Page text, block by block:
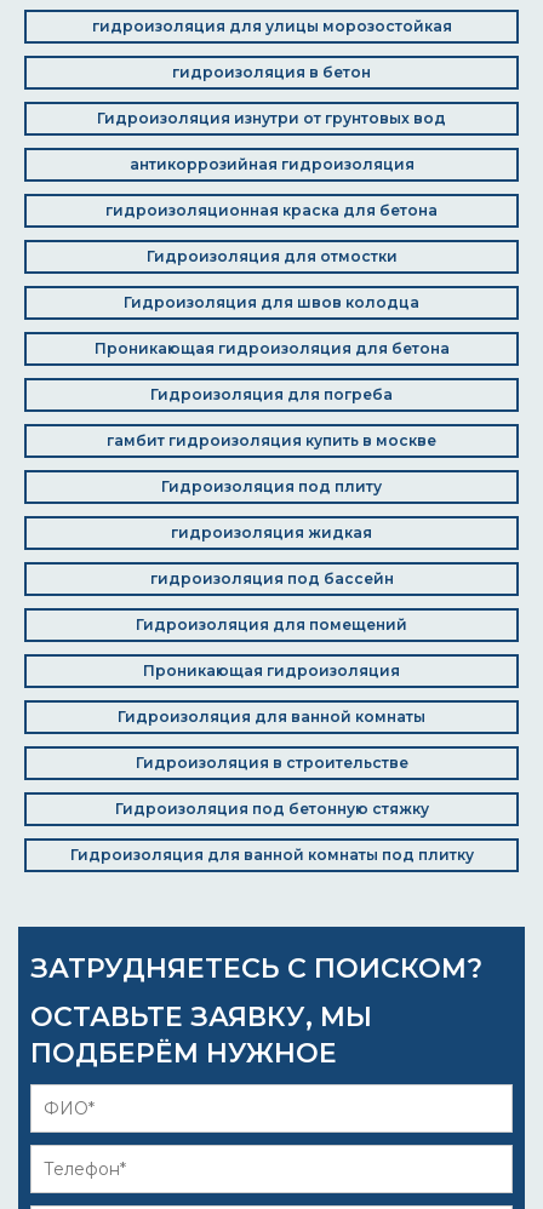
гидроизоляция для улицы морозостойкая
гидроизоляция в бетон
Гидроизоляция изнутри от грунтовых вод
антикоррозийная гидроизоляция
гидроизоляционная краска для бетона
Гидроизоляция для отмостки
Гидроизоляция для швов колодца
Проникающая гидроизоляция для бетона
Гидроизоляция для погреба
гамбит гидроизоляция купить в москве
Гидроизоляция под плиту
гидроизоляция жидкая
гидроизоляция под бассейн
Гидроизоляция для помещений
Проникающая гидроизоляция
Гидроизоляция для ванной комнаты
Гидроизоляция в строительстве
Гидроизоляция под бетонную стяжку
Гидроизоляция для ванной комнаты под плитку
ЗАТРУДНЯЕТЕСЬ С ПОИСКОМ?
ОСТАВЬТЕ ЗАЯВКУ, МЫ
ПОДБЕРЁМ НУЖНОЕ